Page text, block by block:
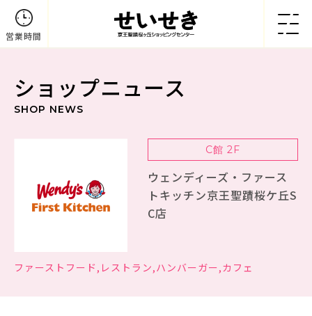
営業時間
ショップニュース
SHOP NEWS
C館 2F
ウェンディーズ・ファース
トキッチン京王聖蹟桜ケ丘S
C店
ファーストフード,レストラン,ハンバーガー,カフェ